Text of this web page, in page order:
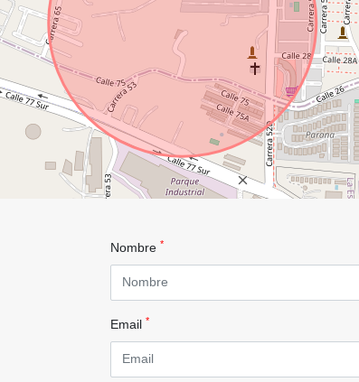
Nombre *
Email *